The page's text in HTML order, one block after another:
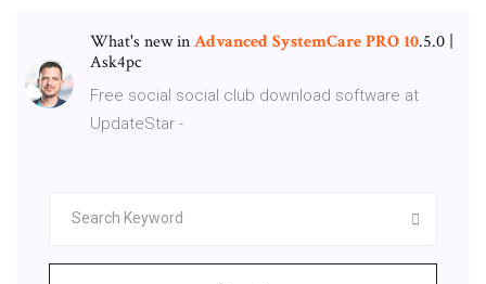
What's new inAdvancedSystemCarePRO10.5.0 |
Ask4pc
Free social social club download software at
UpdateStar -